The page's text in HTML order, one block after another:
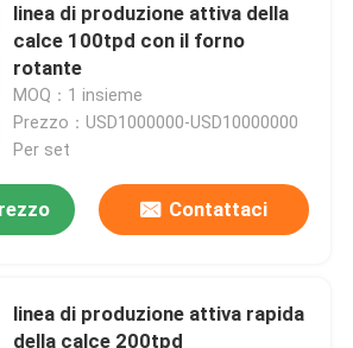
del cemento
del cemento
linea di produzione attiva della
calce 100tpd con il forno
rotante
MOQ：1 insieme
Prezzo：USD1000000-USD10000000
Per set
Contattaci
linea di produzione attiva rapida
della calce 200tpd